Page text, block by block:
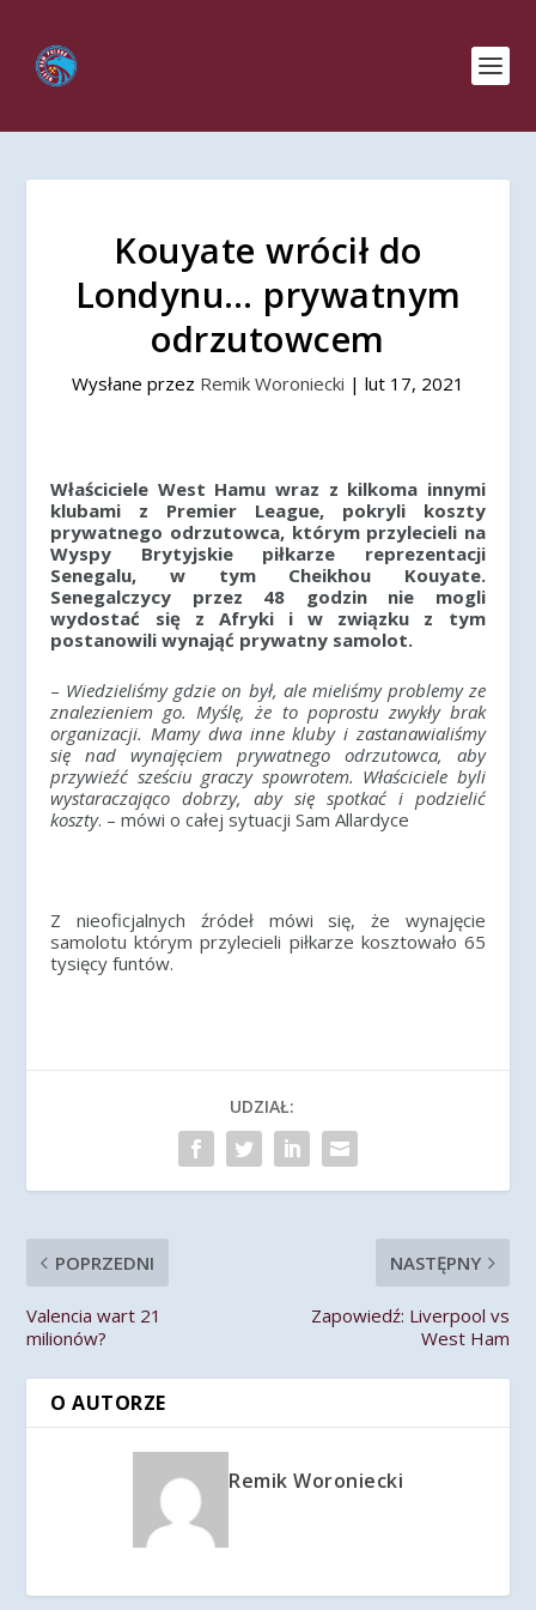
Kouyate wrócił do
Londynu… prywatnym
odrzutowcem
Wysłane przez Remik Woroniecki | lut 17, 2021
Właściciele West Hamu wraz z kilkoma innymi
klubami z Premier League, pokryli koszty
prywatnego odrzutowca, którym przylecieli na
Wyspy Brytyjskie piłkarze reprezentacji
Senegalu, w tym Cheikhou Kouyate.
Senegalczycy przez 48 godzin nie mogli
wydostać się z Afryki i w związku z tym
postanowili wynająć prywatny samolot.
– Wiedzieliśmy gdzie on był, ale mieliśmy problemy ze
znalezieniem go. Myślę, że to poprostu zwykły brak
organizacji. Mamy dwa inne kluby i zastanawialiśmy
się nad wynajęciem prywatnego odrzutowca, aby
przywieźć sześciu graczy spowrotem. Właściciele byli
wystaraczająco dobrzy, aby się spotkać i podzielić
koszty. – mówi o całej sytuacji Sam Allardyce
Z nieoficjalnych źródeł mówi się, że wynajęcie
samolotu którym przylecieli piłkarze kosztowało 65
tysięcy funtów.
UDZIAŁ:
POPRZEDNI
Valencia wart 21
milionów?
NASTĘPNY
Zapowiedź: Liverpool vs
West Ham
O AUTORZE
Remik Woroniecki